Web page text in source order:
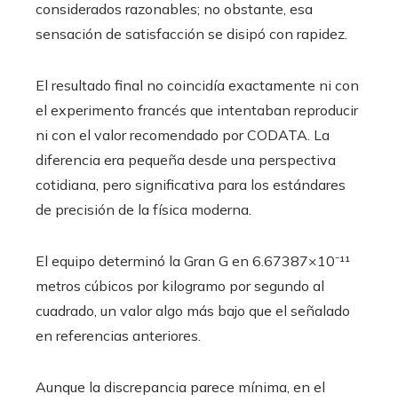
considerados razonables; no obstante, esa
sensación de satisfacción se disipó con rapidez.
El resultado final no coincidía exactamente ni con
el experimento francés que intentaban reproducir
ni con el valor recomendado por CODATA. La
diferencia era pequeña desde una perspectiva
cotidiana, pero significativa para los estándares
de precisión de la física moderna.
El equipo determinó la Gran G en 6.67387×10⁻¹¹
metros cúbicos por kilogramo por segundo al
cuadrado, un valor algo más bajo que el señalado
en referencias anteriores.
Aunque la discrepancia parece mínima, en el